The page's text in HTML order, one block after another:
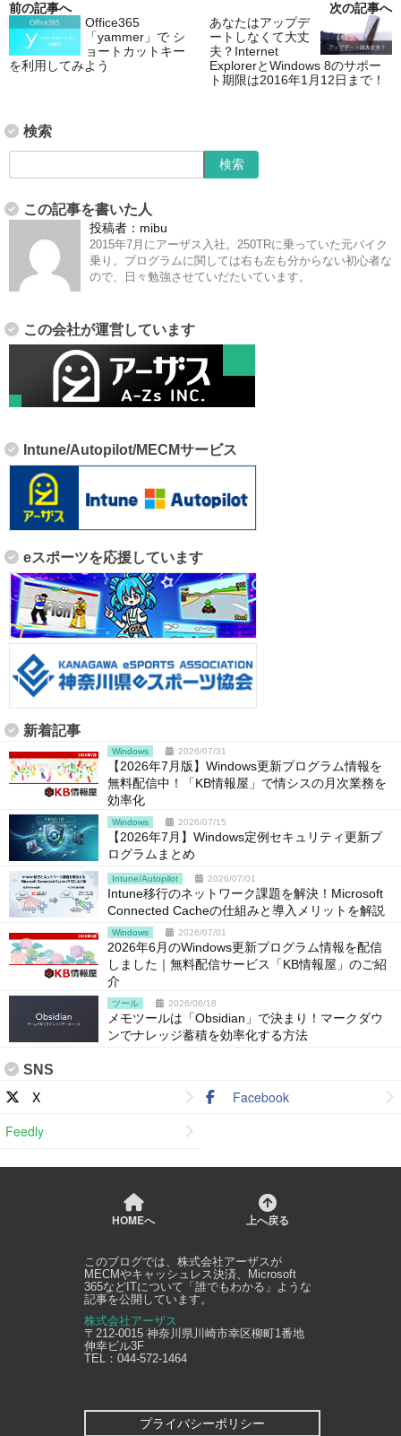
前の記事へ
Office365
「yammer」で シ
ョートカットキー
を利用してみよう
次の記事へ
あなたはアップデ
ートしなくて大丈
夫？Internet
ExplorerとWindows 8のサポー
ト期限は2016年1月12日まで！
検索
この記事を書いた人
投稿者： mibu
2015年7月にアーザス入社。250TRに乗っていた元バイク
乗り。プログラムに関しては右も左も分からない初心者な
ので、日々勉強させていだたいています。
この会社が運営しています
Intune/Autopilot/MECMサービス
eスポーツを応援しています
新着記事
Windows 2026/07/31
【2026年7月版】Windows更新プログラム情報を
無料配信中！「KB情報屋」で情シスの月次業務を
効率化
Windows 2026/07/15
【2026年7月】Windows定例セキュリティ更新プ
ログラムまとめ
Intune/Autopilot 2026/07/01
Intune移行のネットワーク課題を解決！Microsoft
Connected Cacheの仕組みと導入メリットを解説
Windows 2026/07/01
2026年6月のWindows更新プログラム情報を配信
しました｜無料配信サービス「KB情報屋」のご紹
介
ツール 2026/06/18
メモツールは「Obsidian」で決まり！マークダウ
ンでナレッジ蓄積を効率化する方法
SNS
X
Facebook
Feedly
HOMEへ 上へ戻る
このブログでは、 株式会社アーザスが
MECMやキャッシュレス決済、Microsoft
365などITについて「誰でもわかる」ような
記事を公開しています。
株式会社アーザス
〒212-0015 神奈川県川崎市幸区柳町1番地
伸幸ビル3F
TEL： 044-572-1464
プライバシーポリシー